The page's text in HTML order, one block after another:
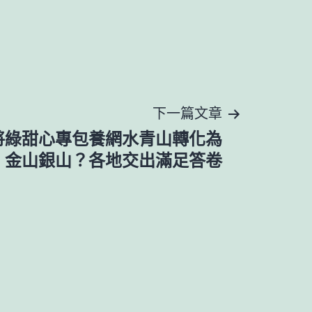
下一篇文章
甜心專包養網水青山轉化為
金山銀山？各地交出滿足答卷